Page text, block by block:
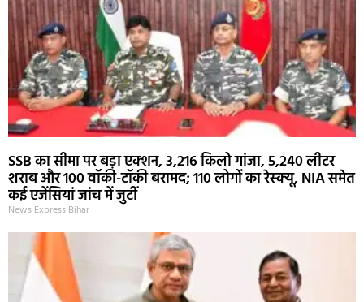
SSB का सीमा पर बड़ा एक्शन, 3,216 किलो गांजा, 5,240 लीटर
शराब और 100 वॉकी-टॉकी बरामद; 110 लोगों का रेस्क्यू, NIA समेत
कई एजेंसियां जांच में जुटीं
News Express Bihar